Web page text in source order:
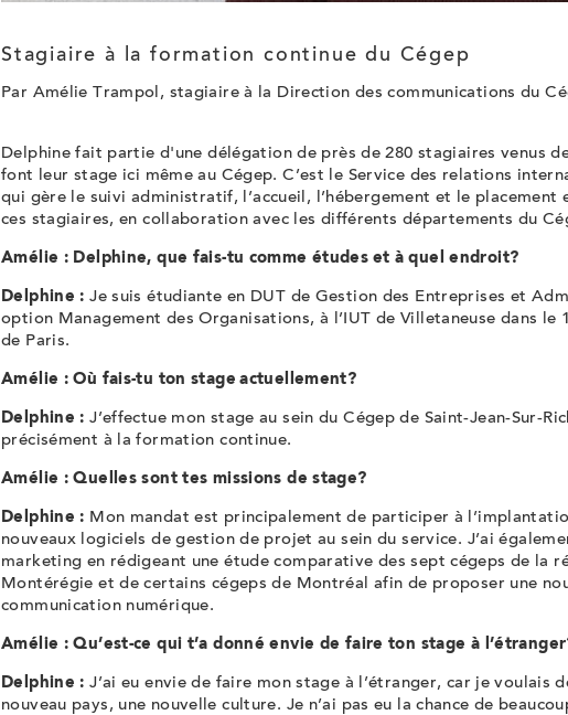
Stagiaire à la formation continue du Cégep
Par Amélie Trampol, stagiaire à la Direction des communications du
Delphine fait partie d'une délégation de près de 280 stagiaires venus
font leur stage ici même au Cégep. C’est le Service des relations
qui gère le suivi administratif, l’accueil, l’hébergement et le placement
ces stagiaires, en collaboration avec les différents départements du
Amélie : Delphine, que fais-tu comme études et à quel endroit?
Delphine : Je suis étudiante en DUT de Gestion des Entreprises et
option Management des Organisations, à l’IUT de Villetaneuse dans le
de Paris.
Amélie : Où fais-tu ton stage actuellement?
Delphine : J’effectue mon stage au sein du Cégep de Saint-Jean-Sur-
précisément à la formation continue.
Amélie : Quelles sont tes missions de stage?
Delphine : Mon mandat est principalement de participer à
nouveaux logiciels de gestion de projet au sein du service. J’ai
marketing en rédigeant une étude comparative des sept cégeps de la
Montérégie et de certains cégeps de Montréal afin de proposer une
communication numérique.
Amélie : Qu’est-ce qui t’a donné envie de faire ton stage à
Delphine : J’ai eu envie de faire mon stage à l’étranger, car je voulais
nouveau pays, une nouvelle culture. Je n’ai pas eu la chance de